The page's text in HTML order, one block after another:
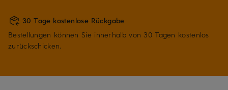
30 Tage kostenlose Rückgabe
Bestellungen können Sie innerhalb von 30 Tagen kostenlos
zurückschicken.